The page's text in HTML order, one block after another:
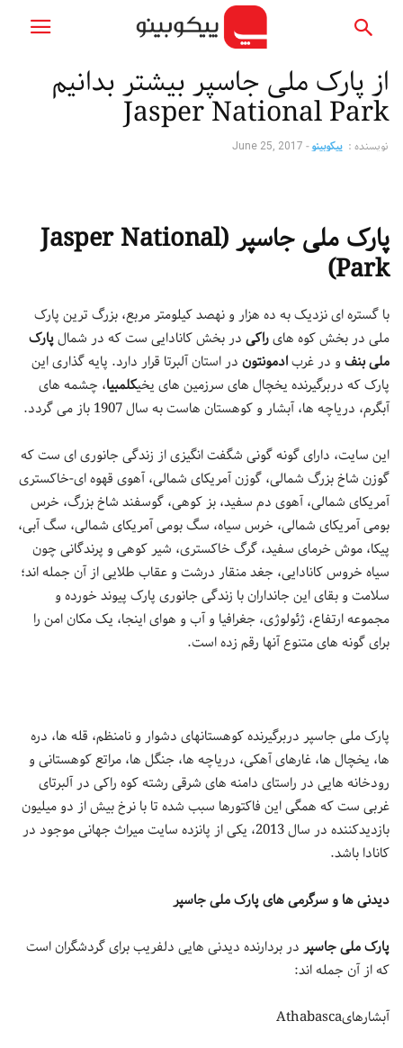
از پارک ملی جاسپر بیشتر بدانیم
Jasper National Park
نویسنده : پیکوبینو-
June 25, 2017
پارک ملی جاسپر (Jasper National
Park)
با گستره ای نزدیک به ده هزار و نهصد کیلومتر مربع، بزرگ ترین پارک
ملی در بخش کوه هایراکیدر بخش کانادایی ست که در شمالپارک
ملی بنفو در غربادمونتوندر استان آلبرتا قرار دارد. پایه گذاری این
پارک که دربرگیرنده یخچال های سرزمین های یخیکلمبیا، چشمه های
آبگرم، دریاچه ها، آبشار و کوهستان هاست به سال 1907 باز می گردد.
این سایت، دارای گونه گونی شگفت انگیزی از زندگی جانوری ای ست که
گوزن شاخ بزرگ شمالی، گوزن آمریکای شمالی، آهوی قهوه ای-خاکستری
آمریکای شمالی، آهوی دم سفید، بز کوهی، گوسفند شاخ بزرگ، خرس
بومی آمریکای شمالی، خرس سیاه، سگ بومی آمریکای شمالی، سگ آبی،
پیکا، موش خرمای سفید، گرگ خاکستری، شیر کوهی و پرندگانی چون
سیاه خروس کانادایی، جغد منقار درشت و عقاب طلایی از آن جمله اند؛
سلامت و بقای این جانداران با زندگی جانوری پارک پیوند خورده و
مجموعه ارتفاع، ژئولوژی، جغرافیا و آب و هوای اینجا، یک مکان امن را
برای گونه های متنوع آنها رقم زده است.
پارک ملی جاسپر دربرگیرنده کوهستانهای دشوار و نامنظم، قله ها، دره
ها، یخچال ها، غارهای آهکی، دریاچه ها، جنگل ها، مراتع کوهستانی و
رودخانه هایی در راستای دامنه های شرقی رشته کوه راکی در آلبرتای
غربی ست که همگی این فاکتورها سبب شده تا با نرخ بیش از دو میلیون
بازدیدکننده در سال 2013، یکی از پانزده سایت میراث جهانی موجود در
کانادا باشد.
دیدنی ها و سرگرمی های پارک ملی جاسپر
پارک ملی جاسپردر بردارنده دیدنی هایی دلفریب برای گردشگران است
که از آن جمله اند:
آبشارهایAthabasca